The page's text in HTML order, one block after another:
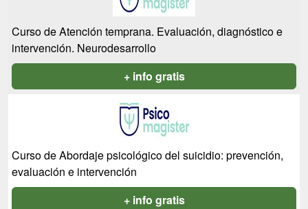
Curso de Atención temprana. Evaluación, diagnóstico e
intervención. Neurodesarrollo
+ info gratis
Curso de Abordaje psicológico del suicidio: prevención,
evaluación e intervención
+ info gratis